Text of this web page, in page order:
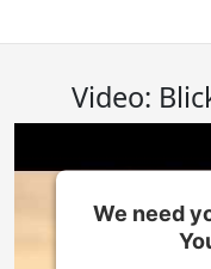
Video:
We need